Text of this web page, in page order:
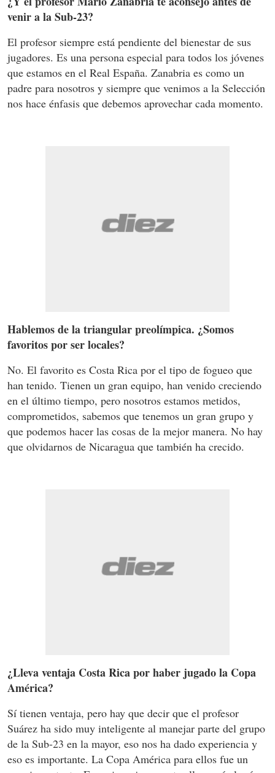
venir a la Sub-23?
El profesor siempre está pendiente del bienestar de sus
jugadores. Es una persona especial para todos los jóvenes
que estamos en el Real España. Zanabria es como un
padre para nosotros y siempre que venimos a la Selección
nos hace énfasis que debemos aprovechar cada momento.
Hablemos de la triangular preolímpica. ¿Somos
favoritos por ser locales?
No. El favorito es Costa Rica por el tipo de fogueo que
han tenido. Tienen un gran equipo, han venido creciendo
en el último tiempo, pero nosotros estamos metidos,
comprometidos, sabemos que tenemos un gran grupo y
que podemos hacer las cosas de la mejor manera. No hay
que olvidarnos de Nicaragua que también ha crecido.
¿Lleva ventaja Costa Rica por haber jugado la Copa
América?
Sí tienen ventaja, pero hay que decir que el profesor
Suárez ha sido muy inteligente al manejar parte del grupo
de la Sub-23 en la mayor, eso nos ha dado experiencia y
eso es importante. La Copa América para ellos fue un